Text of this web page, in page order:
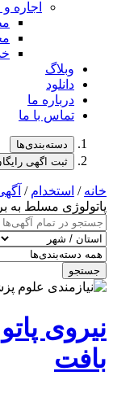
اجاره
وبلاگ
دانلود
درباره ما
تماس با ما
دسته‌بندی‌ها
ثبت اگهی
خانه/ استخدام/
پاتولوژی مسلط به
جستجو
نیروی
بافت